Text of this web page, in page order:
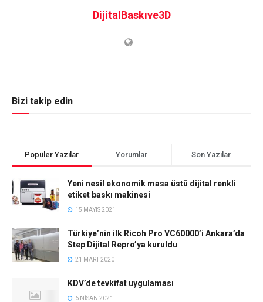
DijitalBaskıve3D
Bizi takip edin
Popüler Yazılar Yorumlar Son Yazılar
Yeni nesil ekonomik masa üstü dijital renkli
etiket baskı makinesi
15 MAYIS 2021
Türkiye’nin ilk Ricoh Pro VC60000’i Ankara’da
Step Dijital Repro’ya kuruldu
21 MART 2020
KDV’de tevkifat uygulaması
6 NISAN 2021